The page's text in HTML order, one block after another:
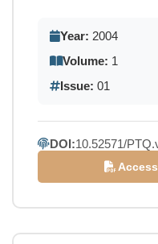
Year: 2004
Volume: 1
Issue: 01
DOI:10.52571/